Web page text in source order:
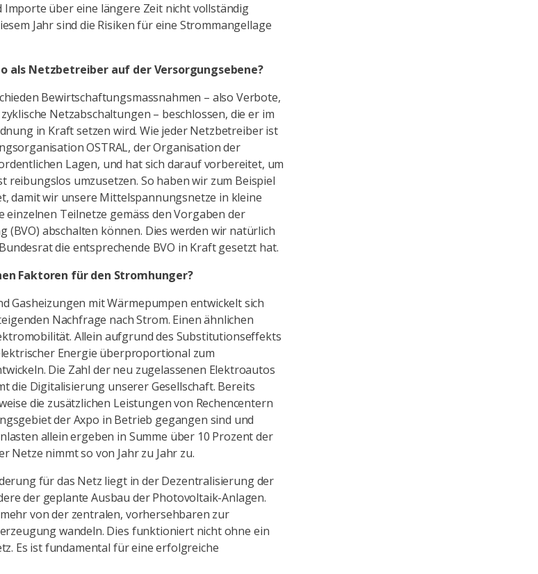
über eine längere Zeit nicht vollständig
Jahr sind die Risiken für eine Strommangellage
als Netzbetreiber auf der Versorgungsebene?
Bewirtschaftungsmassnahmen – also Verbote,
Netzabschaltungen – beschlossen, die er im
in Kraft setzen wird. Wie jeder Netzbetreiber ist
OSTRAL, der Organisation der
Lagen, und hat sich darauf vorbereitet, um
reibungslos umzusetzen. So haben wir zum Beispiel
damit wir unsere Mittelspannungsnetze in kleine
Teilnetze gemäss den Vorgaben der
(BVO) abschalten können. Dies werden wir natürlich
die entsprechende BVO in Kraft gesetzt hat.
Faktoren für den Stromhunger?
Gasheizungen mit Wärmepumpen entwickelt sich
Nachfrage nach Strom. Einen ähnlichen
Allein aufgrund des Substitutionseffekts
Energie überproportional zum
Die Zahl der neu zugelassenen Elektroautos
die Digitalisierung unserer Gesellschaft. Bereits
die zusätzlichen Leistungen von Rechencentern
der Axpo in Betrieb gegangen sind und
allein ergeben in Summe über 10 Prozent der
Netze nimmt so von Jahr zu Jahr zu.
für das Netz liegt in der Dezentralisierung der
der geplante Ausbau der Photovoltaik-Anlagen.
von der zentralen, vorhersehbaren zur
wandeln. Dies funktioniert nicht ohne ein
Es ist fundamental für eine erfolgreiche